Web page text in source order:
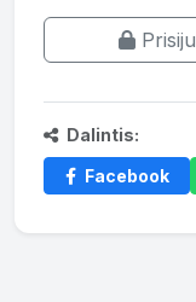
Dalintis:
Facebook